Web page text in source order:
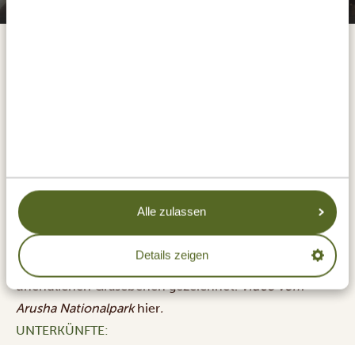
Alle zulassen
Details zeigen
Hornvogel werden Ihnen mit ziemlicher Sicherheit
begegnen – für den weißen Pavian brauchen Sie
allerdings ein wenig Glück (wir drücken die Daumen!).
Die Landschaft des Parks wird von einem See, einigen
Kratern, Wasserfällen, Bergen und scheinbar
unendlichen Grasebenen gezeichnet.Video vom
Arusha Nationalparkhier.
UNTERKÜNFTE: